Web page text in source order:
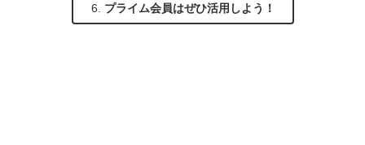
プライム会員はぜひ活用しよう！